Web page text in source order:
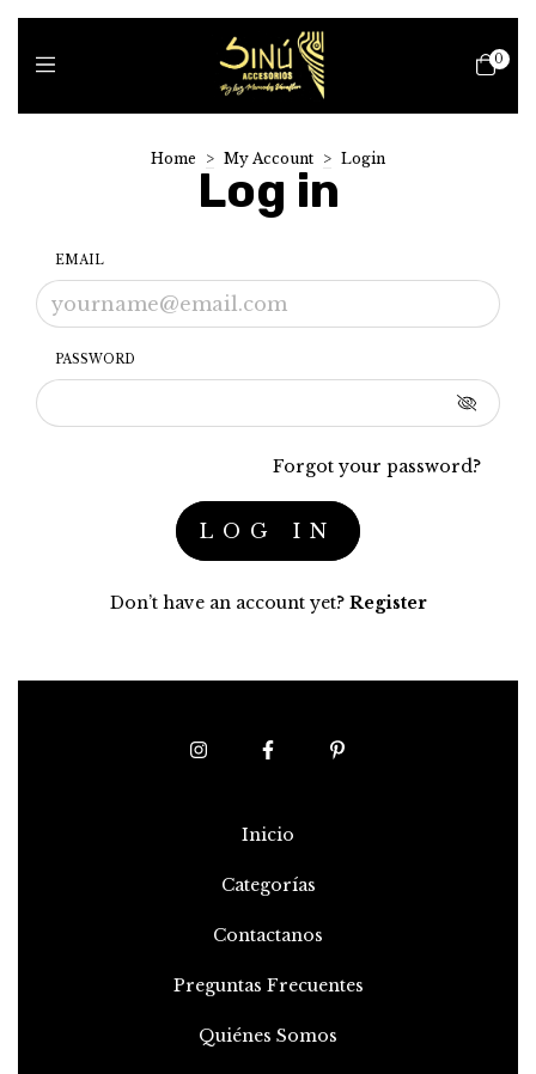
0
Home > My Account > Login
Log in
EMAIL
PASSWORD
Forgot your password?
Don’t have an account yet? Register
Inicio
Categorías
Contactanos
Preguntas Frecuentes
Quiénes Somos